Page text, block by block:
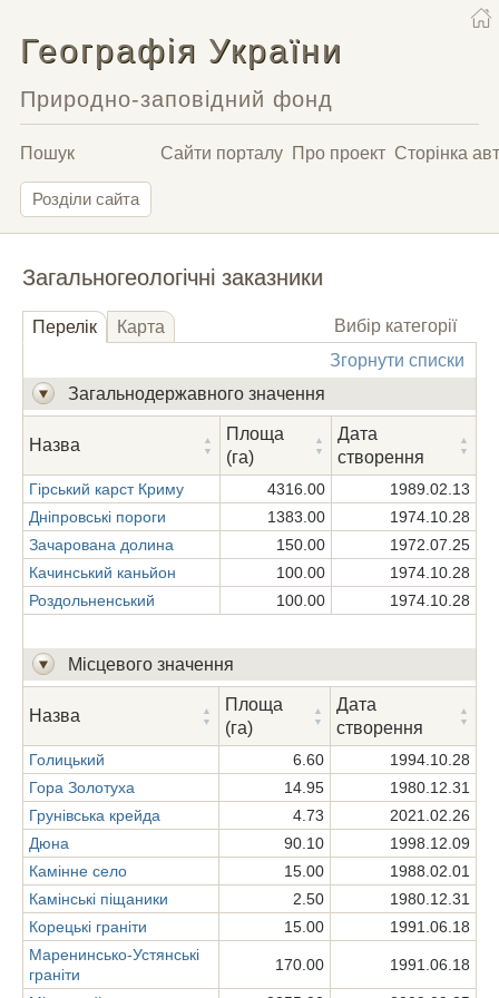
Географія України
Природно-заповідний фонд
Розділи сайта
Пошук Сайти порталу Про проект Сторінка
Загальногеологічні заказники
Перелік Карта
Вибір категорії
Згорнути списки
Загальнодержавного значення
Назва
Площа
(га)
Дата
створення
Гірський карст Криму 4316.00
1989.02.13
Дніпровські пороги
1383.00
1974.10.28
Зачарована долина
150.00
1972.07.25
Качинський каньйон
100.00
1974.10.28
Роздольненський
100.00 1974.10.28
Місцевого значення
Назва
Площа
(га)
Дата
створення
Голицький 6.60
1994.10.28
Гора Золотуха
14.95
1980.12.31
Грунівська крейда
4.73
2021.02.26
Дюна
90.10
1998.12.09
Камінне село
15.00
1988.02.01
Камінські піщаники
2.50
1980.12.31
Корецькі граніти
15.00
1991.06.18
Маренинсько-Устянські
граніти
170.00 1991.06.18
Згорнути список